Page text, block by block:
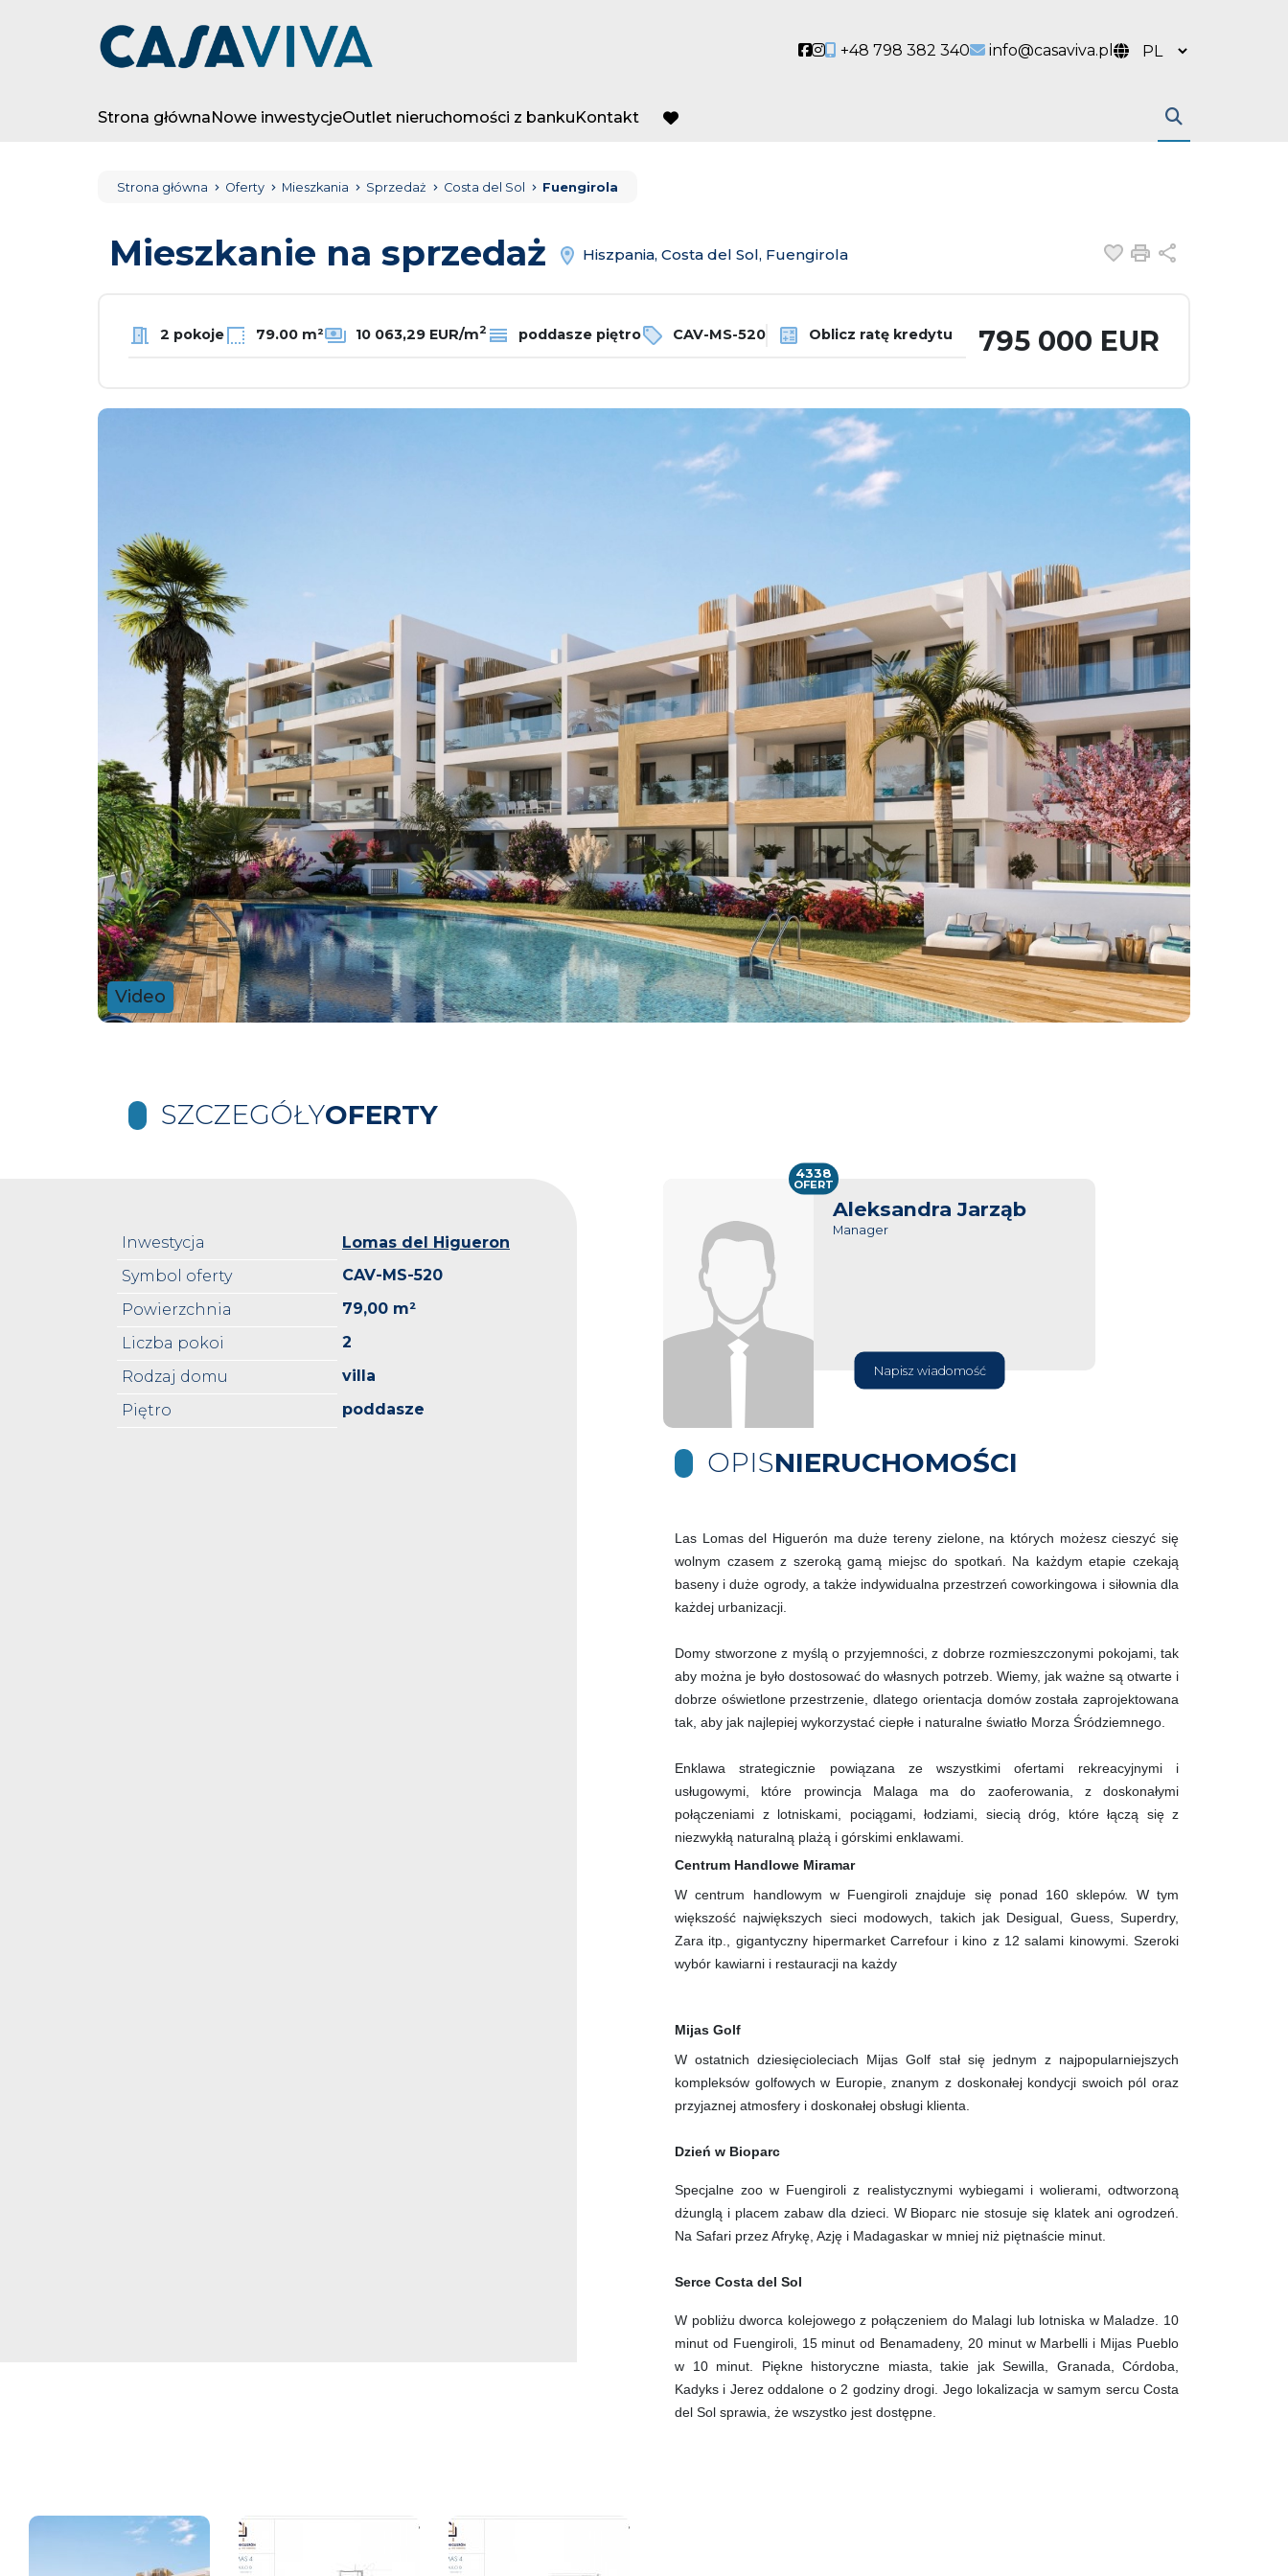
Social link
Social link
+48 798 382 340 info@casaviva.pl
Strona głównaNowe inwestycjeOutlet nieruchomości z bankuKontakt
favorite
Strona główna Oferty Mieszkania Sprzedaż Costa del Sol Fuengirola
Mieszkanie na sprzedaż Hiszpania, Costa del Sol, Fuengirola Dodaj do
Drukuj
2 pokoje 79.00 m² 10 063,29 EUR/m2 poddasze piętro CAV-MS-520 Oblicz ratę kredytu 795 000 EUR
Video
SZCZEGÓŁYOFERTY
Inwestycja
Lomas del Higueron
Symbol oferty
CAV-MS-520
Powierzchnia
79,00 m²
Liczba pokoi
2
Rodzaj domu
villa
Piętro
poddasze
Aleksandra Jarząb
Manager
Napisz wiadomość
4338
OFERT
OPISNIERUCHOMOŚCI
Las Lomas del Higuerón ma duże tereny zielone, na których możesz cieszyć się
wolnym czasem z szeroką gamą miejsc do spotkań. Na każdym etapie czekają
baseny i duże ogrody, a także indywidualna przestrzeń coworkingowa i siłownia dla
każdej urbanizacji.
Domy stworzone z myślą o przyjemności, z dobrze rozmieszczonymi pokojami, tak
aby można je było dostosować do własnych potrzeb. Wiemy, jak ważne są otwarte i
dobrze oświetlone przestrzenie, dlatego orientacja domów została zaprojektowana
tak, aby jak najlepiej wykorzystać ciepłe i naturalne światło Morza Śródziemnego.
Enklawa strategicznie powiązana ze wszystkimi ofertami rekreacyjnymi i
usługowymi, które prowincja Malaga ma do zaoferowania, z doskonałymi
połączeniami z lotniskami, pociągami, łodziami, siecią dróg, które łączą się z
niezwykłą naturalną plażą i górskimi enklawami.
Centrum Handlowe Miramar
W centrum handlowym w Fuengiroli znajduje się ponad 160 sklepów. W tym
większość największych sieci modowych, takich jak Desigual, Guess, Superdry,
Zara itp., gigantyczny hipermarket Carrefour i kino z 12 salami kinowymi. Szeroki
wybór kawiarni i restauracji na każdy
Mijas Golf
W ostatnich dziesięcioleciach Mijas Golf stał się jednym z najpopularniejszych
kompleksów golfowych w Europie, znanym z doskonałej kondycji swoich pól oraz
przyjaznej atmosfery i doskonałej obsługi klienta.
Dzień w Bioparc
Specjalne zoo w Fuengiroli z realistycznymi wybiegami i wolierami, odtworzoną
dżunglą i placem zabaw dla dzieci. W Bioparc nie stosuje się klatek ani ogrodzeń.
Na Safari przez Afrykę, Azję i Madagaskar w mniej niż piętnaście minut.
Serce Costa del Sol
W pobliżu dworca kolejowego z połączeniem do Malagi lub lotniska w Maladze. 10
minut od Fuengiroli, 15 minut od Benamadeny, 20 minut w Marbelli i Mijas Pueblo
w 10 minut. Piękne historyczne miasta, takie jak Sewilla, Granada, Córdoba,
Kadyks i Jerez oddalone o 2 godziny drogi. Jego lokalizacja w samym sercu Costa
del Sol sprawia, że wszystko jest dostępne.